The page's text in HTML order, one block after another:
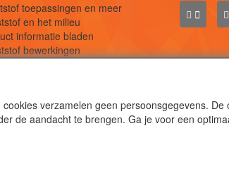
toepassingen en meer
en het milieu
informatie bladen
bewerkingen
buizen en staf materiaal.
verzamelen geen persoonsgegevens.
de aandacht te brengen. Ga je voor een